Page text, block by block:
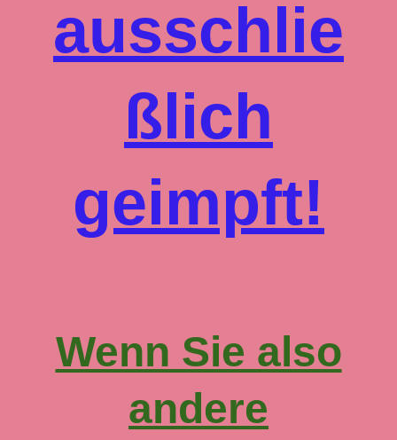
ausschlie
ßlich
geimpft!
Wenn Sie also
andere